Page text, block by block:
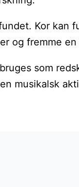
Kor
og fremme
som
musikalsk